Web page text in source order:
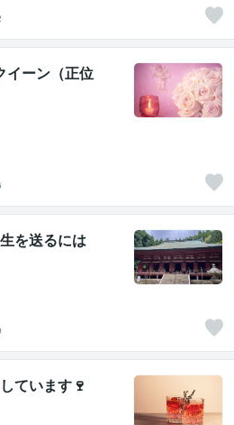
イーン（正位
を送るには
ています🍷